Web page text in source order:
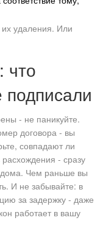
их удаления. Или
что
- не паникуйте.
договора - вы
совпадают ли
- сразу
Чем раньше вы
И не забывайте: в
за задержку - даже
работает в вашу